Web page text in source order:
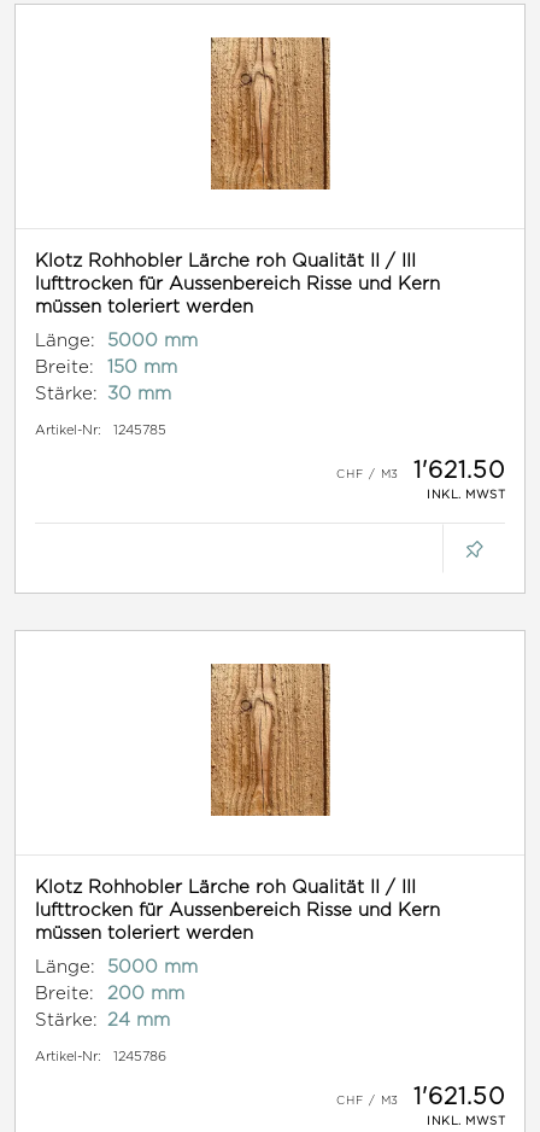
Klotz Rohhobler Lärche roh Qualität II / III
lufttrocken für Aussenbereich Risse und Kern
müssen toleriert werden
Länge:
5000 mm
Breite:
150 mm
Stärke:
30 mm
Artikel-Nr: 1245785
1'621.50
INKL. MWST
Klotz Rohhobler Lärche roh Qualität II / III
lufttrocken für Aussenbereich Risse und Kern
müssen toleriert werden
Länge:
5000 mm
Breite:
200 mm
Stärke:
24 mm
Artikel-Nr: 1245786
1'621.50
INKL. MWST